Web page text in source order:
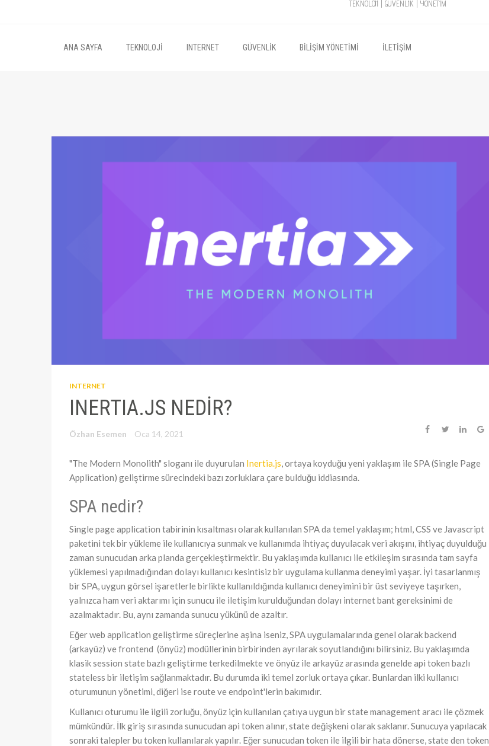
TEKNOLOJİ | GÜVENLİK | YÖNETİM
ANA SAYFA TEKNOLOJI INTERNET GÜVENLIK BILIŞIM YÖNETIMI İLETIŞIM
INTERNET
INERTIA.JS NEDIR?
Özhan Esemen Oca 14, 2021
"The Modern Monolith" sloganı ile duyurulan Inertia.js, ortaya koyduğu yeni yaklaşım ile SPA (Single Page
Application) geliştirme sürecindeki bazı zorluklara çare bulduğu iddiasında.
SPA nedir?
Single page application tabirinin kısaltması olarak kullanılan SPA da temel yaklaşım; html, CSS ve Javascript
paketini tek bir yükleme ile kullanıcıya sunmak ve kullanımda ihtiyaç duyulacak veri akışını, ihtiyaç duyulduğu
zaman sunucudan arka planda gerçekleştirmektir. Bu yaklaşımda kullanıcı ile etkileşim sırasında tam sayfa
yüklemesi yapılmadığından dolayı kullanıcı kesintisiz bir uygulama kullanma deneyimi yaşar. İyi tasarlanmış
bir SPA, uygun görsel işaretlerle birlikte kullanıldığında kullanıcı deneyimini bir üst seviyeye taşırken,
yalnızca ham veri aktarımı için sunucu ile iletişim kurulduğundan dolayı internet bant gereksinimi de
azalmaktadır. Bu, aynı zamanda sunucu yükünü de azaltır.
Eğer web application geliştirme süreçlerine aşina iseniz, SPA uygulamalarında genel olarak backend
(arkayüz) ve frontend (önyüz) modüllerinin birbirinden ayrılarak soyutlandığını bilirsiniz. Bu yaklaşımda
klasik session state bazlı geliştirme terkedilmekte ve önyüz ile arkayüz arasında genelde api token bazlı
stateless bir iletişim sağlanmaktadır. Bu durumda iki temel zorluk ortaya çıkar. Bunlardan ilki kullanıcı
oturumunun yönetimi, diğeri ise route ve endpoint'lerin bakımıdır.
Kullanıcı oturumu ile ilgili zorluğu, önyüz için kullanılan çatıya uygun bir state management aracı ile çözmek
mümkündür. İlk giriş sırasında sunucudan api token alınır, state değişkeni olarak saklanır. Sunucuya yapılacak
sonraki talepler bu token kullanılarak yapılır. Eğer sunucudan token ile ilgili bir hata dönerse, state den token